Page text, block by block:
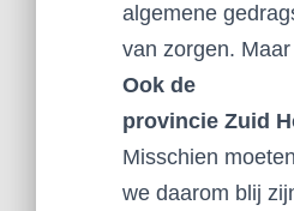
algemene
van zorgen.
Ook de
provincie Zuid
Misschien moeten
we daarom blij